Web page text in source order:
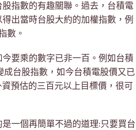
指數的有趣關聯。過去，台積電
出當時台股大約的加權指數，例
數。
要乘的數字已非一百。例如台積
台股指數，如今台積電股價又已
預估的三百元以上目標價，很可
一個再簡單不過的道理:只要買台